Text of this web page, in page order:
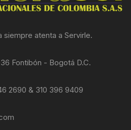
siempre atenta a Servirle.
Fontibón - Bogotá D.C.
2690 & 310 396 9409